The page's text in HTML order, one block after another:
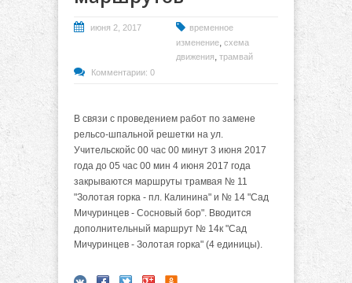
июня 2, 2017
временное
изменение схема
движения трамвай
Комментарии: 0
В связи с проведением работ по замене
рельсо-шпальной решетки на ул.
Учительскойс 00 час 00 минут 3 июня 2017
года до 05 час 00 мин 4 июня 2017 года
закрываются маршруты трамвая № 11
"Золотая горка - пл. Калинина" и № 14 "Сад
Мичуринцев - Сосновый бор". Вводится
дополнительный маршрут № 14к "Сад
Мичуринцев - Золотая горка" (4 единицы).